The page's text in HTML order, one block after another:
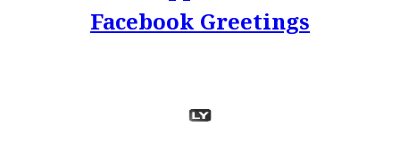
Facebook Greetings